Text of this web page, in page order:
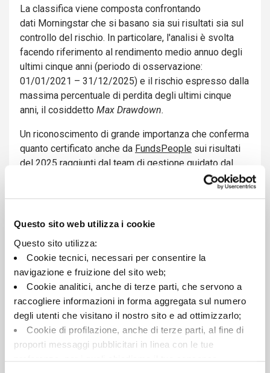
Questo sito web utilizza i cookie
Questo sito utilizza:
Cookie tecnici, necessari per consentire la
navigazione e fruizione del sito web;
Cookie analitici, anche di terze parti, che servono a
raccogliere informazioni in forma aggregata sul numero
degli utenti che visitano il nostro sito e ad ottimizzarlo;
Cookie di profilazione, anche di terze parti, al fine di
proporti messaggi pubblicitari in linea con le tue
La classifica viene composta confrontando
dati Morningstar che si basano sia sui risultati sia sul
controllo del rischio. In particolare, l'analisi è svolta
facendo riferimento al rendimento medio annuo degli
ultimi cinque anni (periodo di osservazione:
01/01/2021 – 31/12/2025) e il rischio espresso dalla
massima percentuale di perdita degli ultimi cinque
anni, il cosiddetto Max Drawdown.
Un riconoscimento di grande importanza che conferma
quanto certificato anche da FundsPeople sui risultati
del 2025 raggiunti dal team di gestione guidato dal
Vice Direttore Generale Andrea Dolsa e che garantisce
2026
Sigillo rilasciato dall’Istituto Tedesco ITQF a fronte di
un corrispettivo per una licenza annuale. Per maggiori
informazioni sui risultati della ricerca e sulla
metodologia consultarewww.istitutoqualita.com